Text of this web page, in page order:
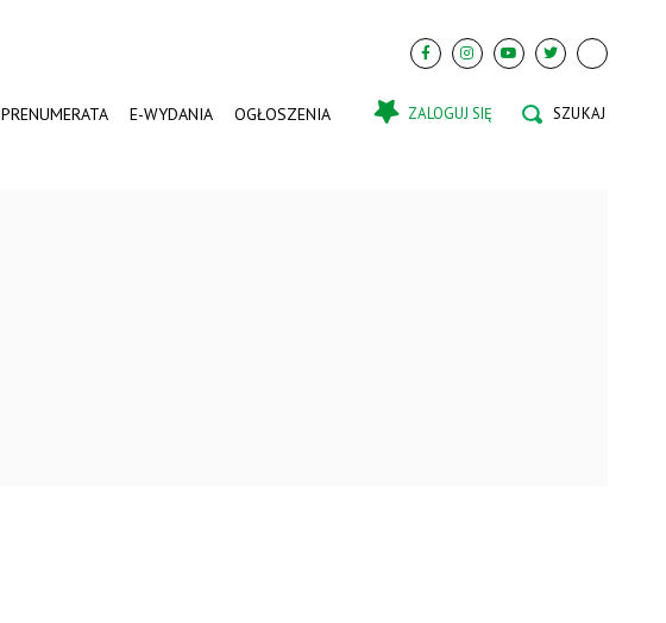
PRENUMERATA E-WYDANIA OGŁOSZENIA ZALOGUJ SIĘ